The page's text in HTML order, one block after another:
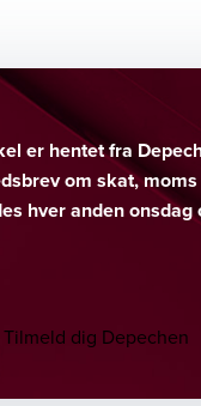
er hentet fra
om skat,
hver anden onsdag
Tilmeld dig Depechen